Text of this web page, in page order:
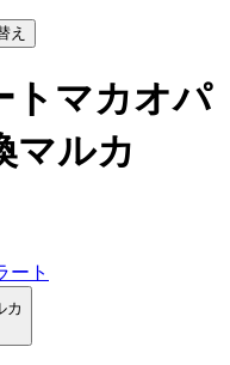
え
トマカオパ
マルカ
ート
カ